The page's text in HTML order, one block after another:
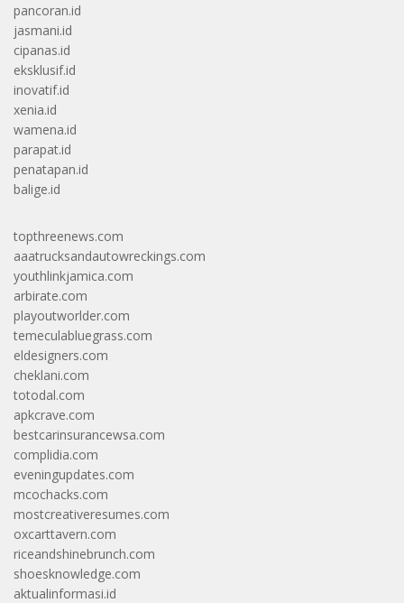
pancoran.id
jasmani.id
cipanas.id
eksklusif.id
inovatif.id
xenia.id
wamena.id
parapat.id
penatapan.id
balige.id
topthreenews.com
aaatrucksandautowreckings.com
youthlinkjamica.com
arbirate.com
playoutworlder.com
temeculabluegrass.com
eldesigners.com
cheklani.com
totodal.com
apkcrave.com
bestcarinsurancewsa.com
complidia.com
eveningupdates.com
mcochacks.com
mostcreativeresumes.com
oxcarttavern.com
riceandshinebrunch.com
shoesknowledge.com
aktualinformasi.id